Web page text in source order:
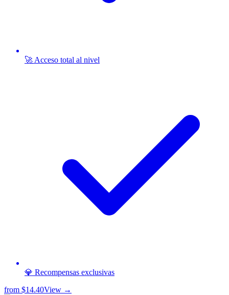
🚀 Acceso total al nivel
💎 Recompensas exclusivas
from $14.40View →